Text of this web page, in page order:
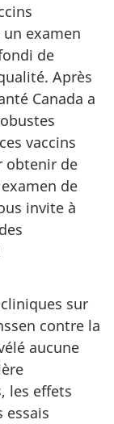
un examen
de
Après
Canada a
vaccins
obtenir de
de
invite à
sur
contre la
aucune
les effets
essais